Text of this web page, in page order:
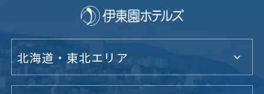
北海道・東北エリア